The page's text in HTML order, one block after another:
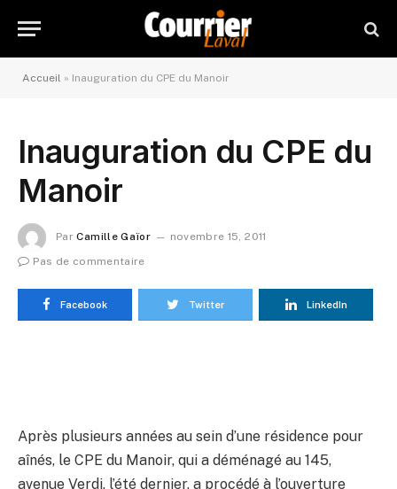
Accueil » Inauguration du CPE du Manoir
Inauguration du CPE du
Manoir
Par Camille Gaïor
novembre 15, 2011
Pas de commentaire
Facebook Twitter LinkedIn
Après plusieurs années au sein d’une résidence pour
aînés, le CPE du Manoir, qui a déménagé au 145,
avenue Verdi, l’été dernier, a procédé à l’ouverture